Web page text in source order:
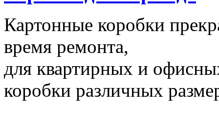
Картонные коробки
время ремонта,
для квартирных и
коробки различных